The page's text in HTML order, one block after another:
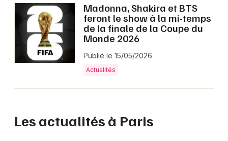
Madonna, Shakira et BTS
feront le show à la mi-temps
de la finale de la Coupe du
Monde 2026
Publié le 15/05/2026
Actualités
Les actualités à Paris